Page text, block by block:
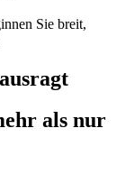
Sie breit,
als nur